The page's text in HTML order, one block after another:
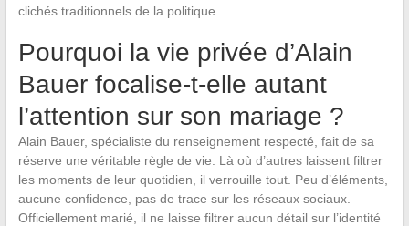
clichés traditionnels de la politique.
Pourquoi la vie privée d’Alain
Bauer focalise-t-elle autant
l’attention sur son mariage ?
Alain Bauer, spécialiste du renseignement respecté, fait de sa
réserve une véritable règle de vie. Là où d’autres laissent filtrer
les moments de leur quotidien, il verrouille tout. Peu d’éléments,
aucune confidence, pas de trace sur les réseaux sociaux.
Officiellement marié, il ne laisse filtrer aucun détail sur l’identité